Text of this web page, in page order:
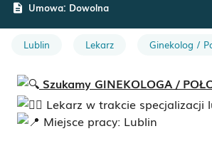
description Umowa: Dowolna
Lublin Lekarz Ginekolog /
Szukamy GINEKOLOGA /
Lekarz w trakcie specjalizacji
Miejsce pracy: Lublin